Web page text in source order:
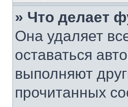
» Что делает
Она удаляет
оставаться
выполняют
прочитанных